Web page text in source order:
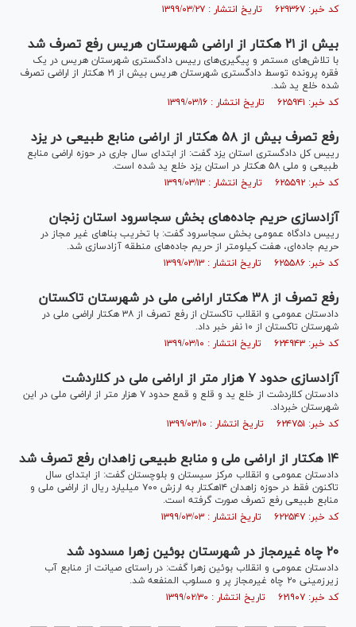
کد خبر: ۶۲۹۳۶۷ تاریخ انتشار : ۱۳۹۹/۰۳/۲۷
بیش از ۲۱ هکتار از اراضی شهرستان هریس رفع تصرف شد
با تلاش‌های مستمر و پیگیری‌های رییس دادگستری شهرستان هریس در یک
فقره پرونده توسط دادگستری شهرستان هریس بیش از ۲۱ هکتار از اراضی تصرف
شده خلع ید شد.
کد خبر: ۶۲۵۹۴۱ تاریخ انتشار : ۱۳۹۹/۰۳/۱۶
رفع تصرف بیش از ۵۸ هکتار از اراضی منابع طبیعی در یزد
رییس کل دادگستری استان یزد گفت: از ابتدای سال جاری در حوزه اراضی منابع
طبیعی و ملی ۵۸ هکتار در استان یزد خلع ید شده است.
کد خبر: ۶۲۵۵۹۲ تاریخ انتشار : ۱۳۹۹/۰۳/۱۳
آزادسازی حریم جاده‌های بخش سجاسرود استان زنجان
رییس دادگاه عمومی بخش سجاسرود گفت: با تخریب بنا‌های غیر مجاز در
حریم جاده‌ای، هفت کیلومتر از حریم جاده‌های منطقه آزادسازی شد.
کد خبر: ۶۲۵۵۸۶ تاریخ انتشار : ۱۳۹۹/۰۳/۱۳
رفع تصرف از ۳۸ هکتار اراضی ملی در شهرستان تاکستان
دادستان عمومی و انقلاب تاکستان از رفع تصرف از ۳۸ هکتار اراضی ملی در
شهرستان تاکستان از ۱۰ نفر خبر داد.
کد خبر: ۶۲۴۹۴۳ تاریخ انتشار : ۱۳۹۹/۰۳/۱۰
آزادسازی حدود ۷ هزار متر از اراضی ملی در کلاردشت
دادستان کلاردشت از خلع ید و قلع و قمع حدود ۷ هزار متر از اراضی ملی در این
شهرستان خبرداد.
کد خبر: ۶۲۴۷۵۱ تاریخ انتشار : ۱۳۹۹/۰۳/۱۰
۱۴ هکتار از اراضی ملی و منابع طبیعی زاهدان رفع تصرف شد
دادستان عمومی و انقلاب مرکز سیستان و بلوچستان گفت: از ابتدای سال
تاکنون فقط در حوزه زاهدان ۱۴هکتار به ارزش ۷۰۰ میلیارد ریال از اراضی ملی و
منابع طبیعی رفع تصرف صورت گرفته است.
کد خبر: ۶۲۲۵۴۷ تاریخ انتشار : ۱۳۹۹/۰۳/۰۳
۲۰ چاه غیرمجاز در شهرستان بوئین زهرا مسدود شد
دادستان عمومی و انقلاب بوئین زهرا گفت: در راستای صیانت از منابع آب
زیرزمینی ۲۰ چاه غیرمجاز پر و مسلوب المنفعه شد.
کد خبر: ۶۲۱۹۰۷ تاریخ انتشار : ۱۳۹۹/۰۲/۳۰